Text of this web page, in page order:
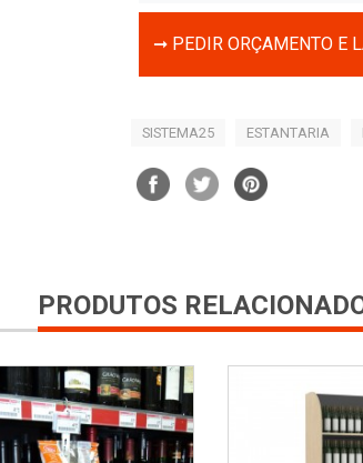
➞ PEDIR ORÇAMENTO E
SISTEMA25 ESTANTARIA
PRODUTOS